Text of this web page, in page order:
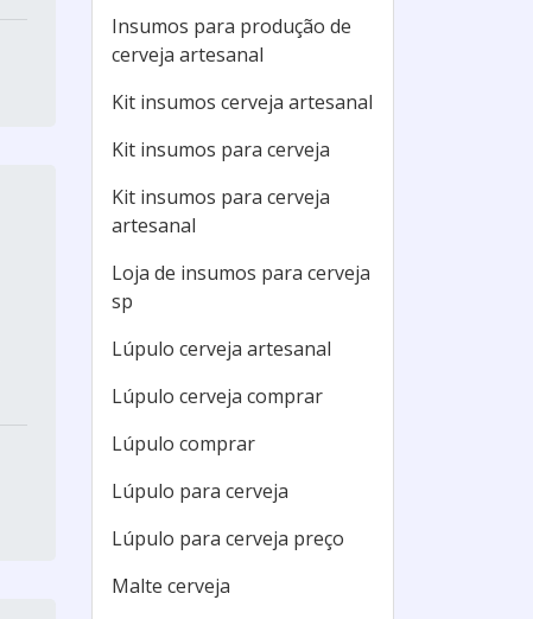
Insumos para produção de
cerveja artesanal
Kit insumos cerveja artesanal
Kit insumos para cerveja
Kit insumos para cerveja
artesanal
Loja de insumos para cerveja
sp
Lúpulo cerveja artesanal
Lúpulo cerveja comprar
Lúpulo comprar
Lúpulo para cerveja
Lúpulo para cerveja preço
Malte cerveja